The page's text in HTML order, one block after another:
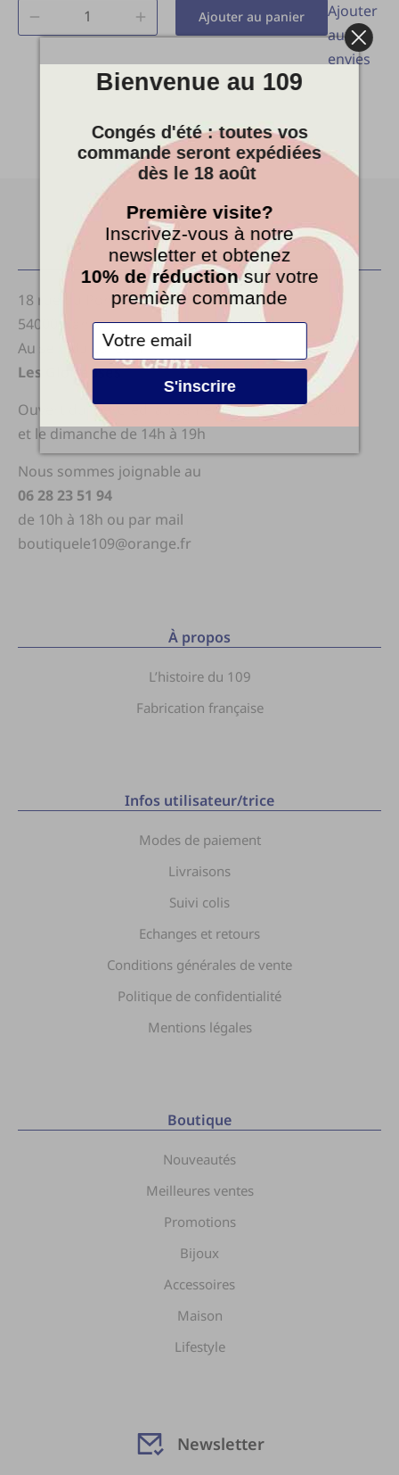
Ajouter au panier
Ajouter
aux
envies
Le Cent9
18 rue du Pont Cézart
54000 Nancy
Au sein du collectif
Les Glorieuses
Ouvert du mercredi au samedi de 10h00 à 19h00
et le dimanche de 14h à 19h
Nous sommes joignable au
06 28 23 51 94
de 10h à 18h ou par mail
boutiquele109@orange.fr
À propos
L’histoire du 109
Fabrication française
Infos utilisateur/trice
Modes de paiement
Livraisons
Suivi colis
Echanges et retours
Conditions générales de vente
Politique de confidentialité
Mentions légales
Boutique
Nouveautés
Meilleures ventes
Promotions
Bijoux
Accessoires
Maison
Lifestyle
Newsletter
Bienvenue au 109
Congés d'été : toutes vos
commande seront expédiées
dès le 18 août
Première visite?
Inscrivez-vous à notre
newsletter et obtenez
10% de réductionsur votre
première commande
S'inscrire